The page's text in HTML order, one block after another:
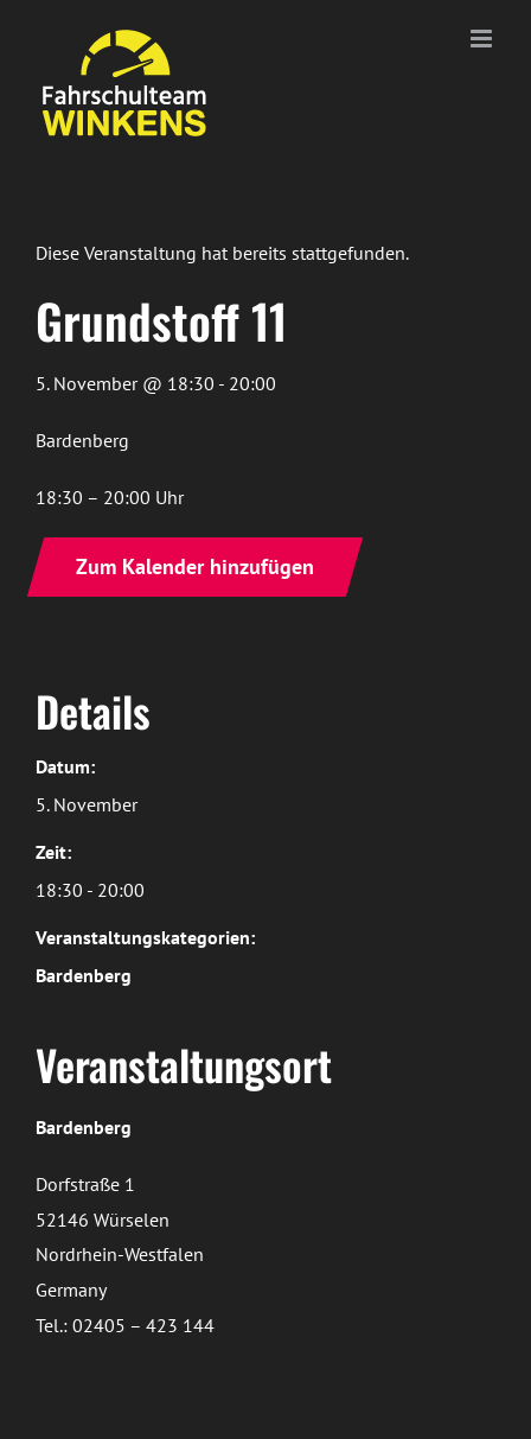
springen
Diese Veranstaltung hat bereits stattgefunden.
Grundstoff 11
5. November @ 18:30 - 20:00
Bardenberg
18:30 – 20:00 Uhr
Zum Kalender hinzufügen
Details
Datum:
5. November
Zeit:
18:30 - 20:00
Veranstaltungskategorien:
Bardenberg
Veranstaltungsort
Bardenberg
Dorfstraße 1
52146 Würselen
Nordrhein-Westfalen
Germany
Tel.: 02405 – 423 144